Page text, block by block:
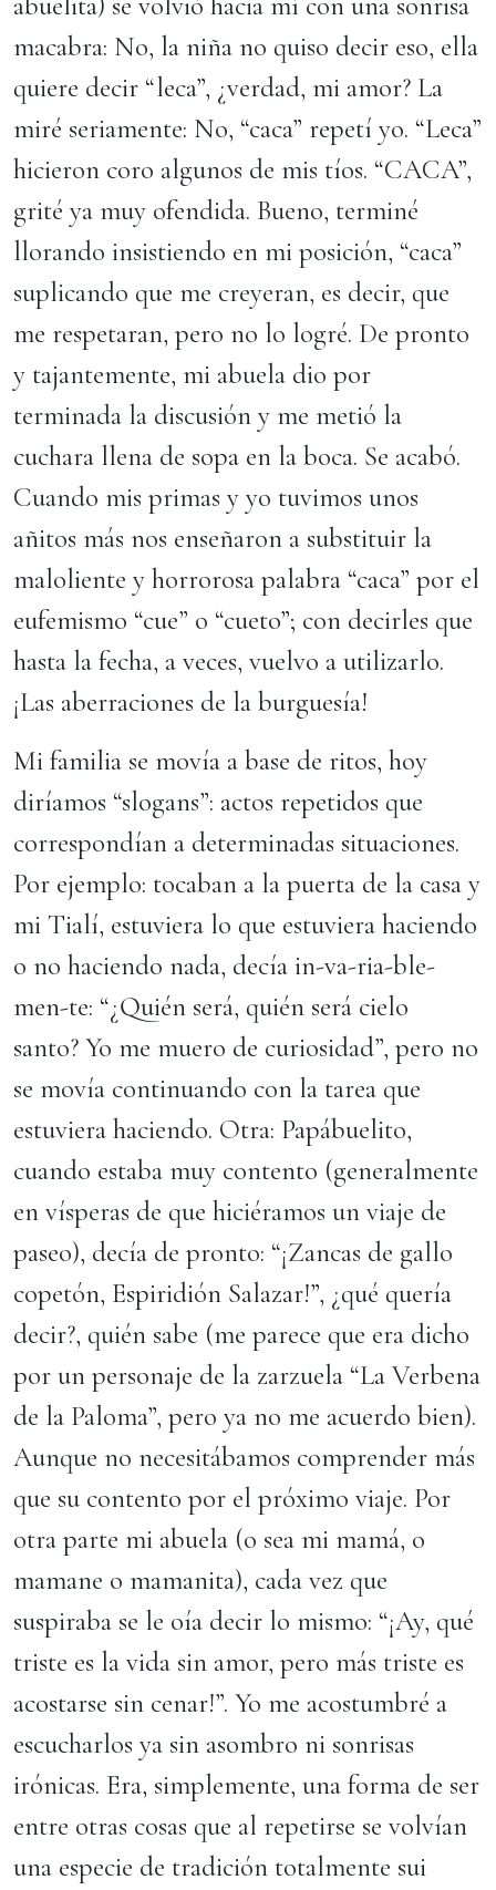
macabra: No, la niña no quiso decir eso, ella
quiere decir “leca”, ¿verdad, mi amor? La
miré seriamente: No, “caca” repetí yo. “Leca”
hicieron coro algunos de mis tíos. “CACA”,
grité ya muy ofendida. Bueno, terminé
llorando insistiendo en mi posición, “caca”
suplicando que me creyeran, es decir, que
me respetaran, pero no lo logré. De pronto
y tajantemente, mi abuela dio por
terminada la discusión y me metió la
cuchara llena de sopa en la boca. Se acabó.
Cuando mis primas y yo tuvimos unos
añitos más nos enseñaron a substituir la
maloliente y horrorosa palabra “caca” por el
eufemismo “cue” o “cueto”; con decirles que
hasta la fecha, a veces, vuelvo a utilizarlo.
¡Las aberraciones de la burguesía!
Mi familia se movía a base de ritos, hoy
diríamos “slogans”: actos repetidos que
correspondían a determinadas situaciones.
Por ejemplo: tocaban a la puerta de la casa y
mi Tialí, estuviera lo que estuviera haciendo
o no haciendo nada, decía in-va-ria-ble-
men-te: “¿Quién será, quién será cielo
santo? Yo me muero de curiosidad”, pero no
se movía continuando con la tarea que
estuviera haciendo. Otra: Papábuelito,
cuando estaba muy contento (generalmente
en vísperas de que hiciéramos un viaje de
paseo), decía de pronto: “¡Zancas de gallo
copetón, Espiridión Salazar!”, ¿qué quería
decir?, quién sabe (me parece que era dicho
por un personaje de la zarzuela “La Verbena
de la Paloma”, pero ya no me acuerdo bien).
Aunque no necesitábamos comprender más
que su contento por el próximo viaje. Por
otra parte mi abuela (o sea mi mamá, o
mamane o mamanita), cada vez que
suspiraba se le oía decir lo mismo: “¡Ay, qué
triste es la vida sin amor, pero más triste es
acostarse sin cenar!”. Yo me acostumbré a
escucharlos ya sin asombro ni sonrisas
irónicas. Era, simplemente, una forma de ser
entre otras cosas que al repetirse se volvían
una especie de tradición totalmente sui